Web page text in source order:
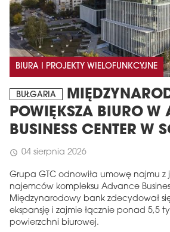
BIURA I PROJEKTY WIELOFUNKCYJNE
BUŁGARIA
POWIĘKSZA BIURO W
BUSINESS CENTER W
schedule 04 sierpnia 2026
Grupa GTC odnowiła umowę najmu z
najemców kompleksu Advance
Międzynarodowy bank zdecydował
ekspansję i zajmie łącznie ponad 5,5
powierzchni biurowej.